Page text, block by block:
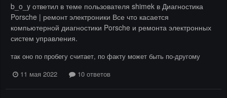
b_o_y ответил в теме пользователя shimek в Диагностика
Porsche | ремонт электроники Все что касается
компьютерной диагностики Porsche и ремонта электронных
систем управления.
так оно по пробегу считает, по факту может быть по-другому
11 мая 2022
10 ответов